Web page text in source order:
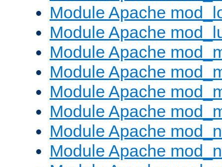
Module Apache
Module Apache
Module Apache
Module Apache
Module Apache
Module Apache
Module Apache
Module Apache